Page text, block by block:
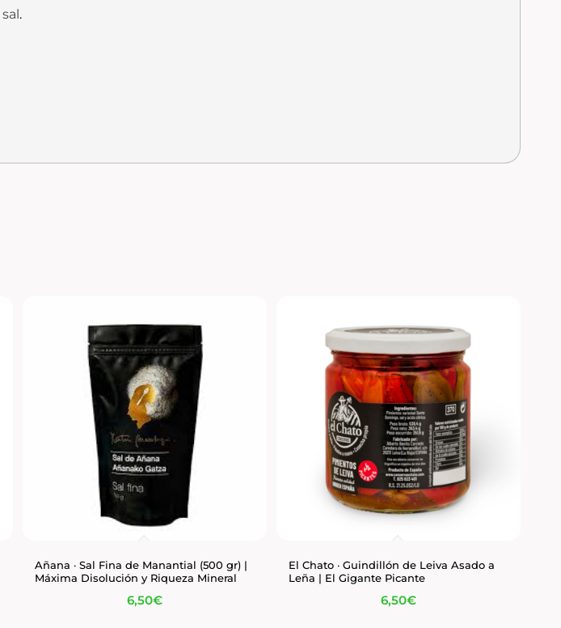
sal.
Añana · Sal Fina de Manantial (500 gr) |
Máxima Disolución y Riqueza Mineral
6,50€
El Chato · Guindillón de Leiva Asado a
Leña | El Gigante Picante
6,50€